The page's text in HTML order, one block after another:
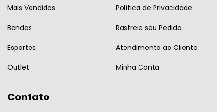
Mais Vendidos
Bandas
Esportes
Outlet
Política de Privacidade
Rastreie seu Pedido
Atendimento ao Cliente
Minha Conta
Contato